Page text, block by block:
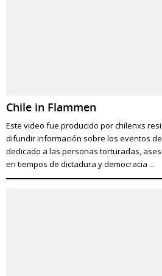
Chile in Flammen
Este video fue producido por chilenxs
difundir información sobre los eventos
dedicado a las personas torturadas,
en tiempos de dictadura y democracia ...